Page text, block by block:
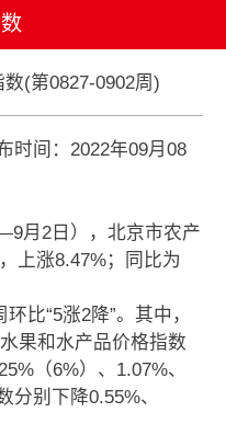
(第0827-0902周)
时间：2022年09月08
月2日），北京市农产
上涨8.47%；同比为
比“5涨2降”。其中，
果和水产品价格指数
（6%）、1.07%、
分别下降0.55%、